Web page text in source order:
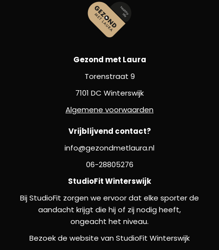
Gezond met Laura
Torenstraat 9
7101 DC Winterswijk
Algemene voorwaarden
Vrijblijvend contact?
info@gezondmetlaura.nl
06-28805276
StudioFit Winterswijk
Bij StudioFit zorgen we ervoor dat elke sporter de
aandacht krijgt die hij of zij nodig heeft,
ongeacht het niveau.
Bezoek de website van StudioFit Winterswijk